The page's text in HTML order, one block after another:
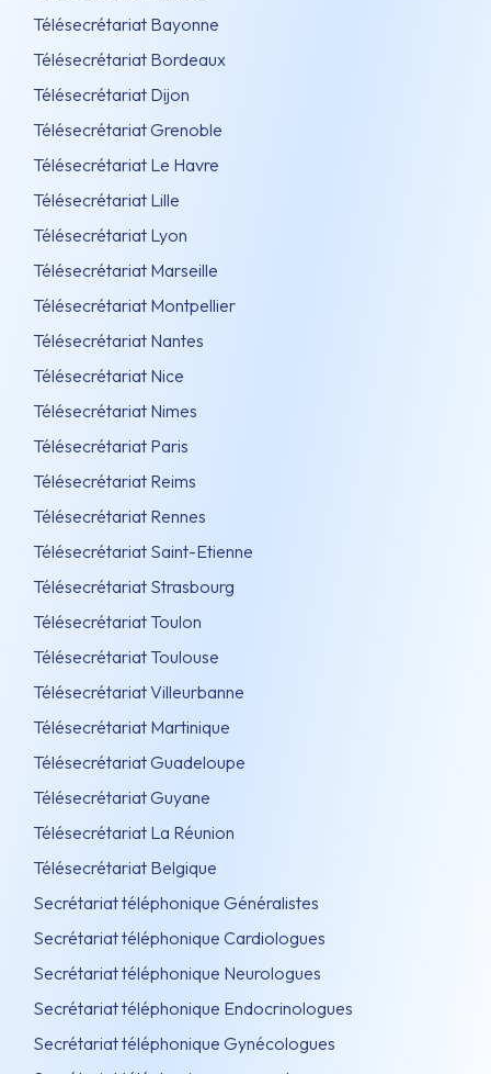
Télésecrétariat Bayonne
Télésecrétariat Bordeaux
Télésecrétariat Dijon
Télésecrétariat Grenoble
Télésecrétariat Le Havre
Télésecrétariat Lille
Télésecrétariat Lyon
Télésecrétariat Marseille
Télésecrétariat Montpellier
Télésecrétariat Nantes
Télésecrétariat Nice
Télésecrétariat Nimes
Télésecrétariat Paris
Télésecrétariat Reims
Télésecrétariat Rennes
Télésecrétariat Saint-Etienne
Télésecrétariat Strasbourg
Télésecrétariat Toulon
Télésecrétariat Toulouse
Télésecrétariat Villeurbanne
Télésecrétariat Martinique
Télésecrétariat Guadeloupe
Télésecrétariat Guyane
Télésecrétariat La Réunion
Télésecrétariat Belgique
Secrétariat téléphonique Généralistes
Secrétariat téléphonique Cardiologues
Secrétariat téléphonique Neurologues
Secrétariat téléphonique Endocrinologues
Secrétariat téléphonique Gynécologues